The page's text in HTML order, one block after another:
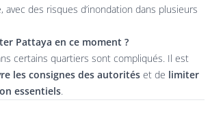
avec des risques d’inondation dans plusieurs
Pattaya en ce moment ?
certains quartiers sont compliqués. Il est
les consignes des autorités et de limiter
essentiels.